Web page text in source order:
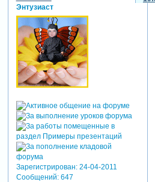
Энтузиаст
Зарегистрирован: 24-04-2011
Сообщений:647